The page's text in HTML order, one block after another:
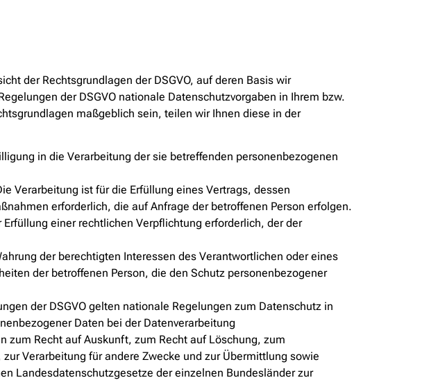
der Rechtsgrundlagen der DSGVO, auf deren Basis wir
der DSGVO nationale Datenschutzvorgaben in Ihrem bzw.
maßgeblich sein, teilen wir Ihnen diese in der
in die Verarbeitung der sie betreffenden personenbezogenen
Verarbeitung ist für die Erfüllung eines Vertrags, dessen
erforderlich, die auf Anfrage der betroffenen Person erfolgen.
einer rechtlichen Verpflichtung erforderlich, der der
der berechtigten Interessen des Verantwortlichen oder eines
der betroffenen Person, die den Schutz personenbezogener
der DSGVO gelten nationale Regelungen zum Datenschutz in
Daten bei der Datenverarbeitung
zum Recht auf Auskunft, zum Recht auf Löschung, zum
Verarbeitung für andere Zwecke und zur Übermittlung sowie
Landesdatenschutzgesetze der einzelnen Bundesländer zur